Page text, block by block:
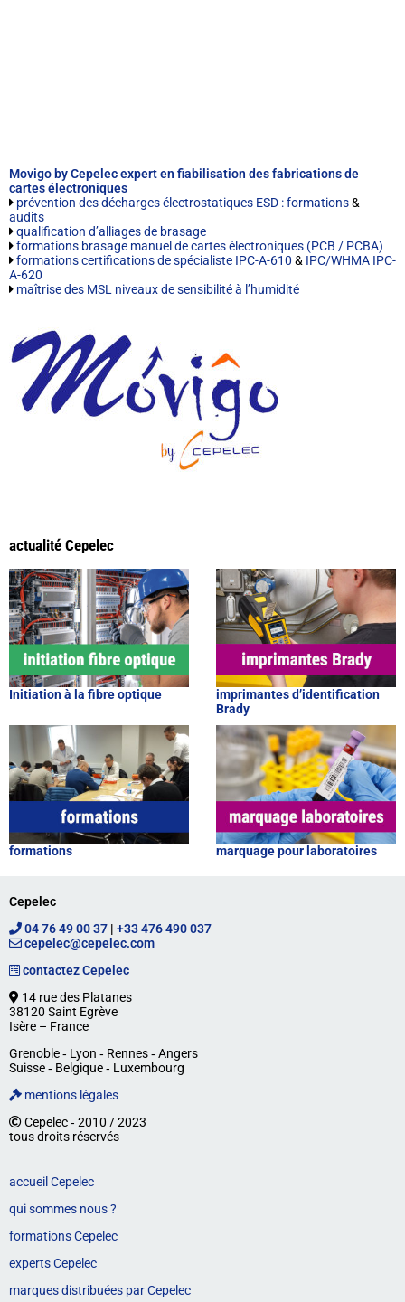
Movigo by Cepelec expert en fiabilisation des fabrications de
cartes électroniques
prévention des décharges électrostatiques ESD : formations&
audits
qualification d’alliages de brasage
formations brasage manuel de cartes électroniques (PCB / PCBA)
formations certifications de spécialiste IPC-A-610 & IPC/WHMA IPC-
A-620
maîtrise des MSL niveaux de sensibilité à l’humidité
actualité Cepelec
Initiation à la fibre optique
imprimantes d’identification
Brady
formations marquage pour laboratoires
Cepelec
04 76 49 00 37 | +33 476 490 037
cepelec@cepelec.com
contactez Cepelec
14 rue des Platanes
38120 Saint Egrève
Isère – France
Grenoble ‐ Lyon ‐ Rennes ‐ Angers
Suisse ‐ Belgique ‐ Luxembourg
mentions légales
Cepelec ‐ 2010 / 2023
tous droits réservés
accueil Cepelec
qui sommes nous ?
formations Cepelec
experts Cepelec
marques distribuées par Cepelec